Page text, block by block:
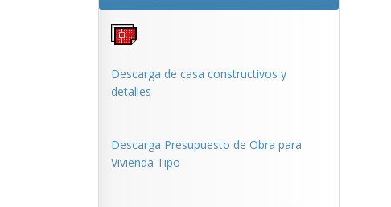
Descarga de casa constructivos y
detalles
Descarga Presupuesto de Obra para
Vivienda Tipo